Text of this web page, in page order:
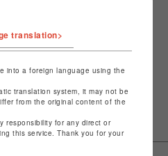
レッドウィング 6inch CLASSIC
MOC 8875
￥51,150
translation>
into a foreign language using the
translation system, it may not be
from the original content of the
responsibility for any direct or
this service. Thank you for your